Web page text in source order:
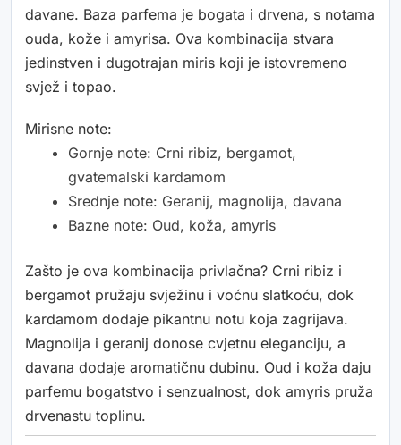
davane. Baza parfema je bogata i drvena, s notama
ouda, kože i amyrisa. Ova kombinacija stvara
jedinstven i dugotrajan miris koji je istovremeno
svjež i topao.
Mirisne note:
Gornje note: Crni ribiz, bergamot,
gvatemalski kardamom
Srednje note: Geranij, magnolija, davana
Bazne note: Oud, koža, amyris
Zašto je ova kombinacija privlačna? Crni ribiz i
bergamot pružaju svježinu i voćnu slatkoću, dok
kardamom dodaje pikantnu notu koja zagrijava.
Magnolija i geranij donose cvjetnu eleganciju, a
davana dodaje aromatičnu dubinu. Oud i koža daju
parfemu bogatstvo i senzualnost, dok amyris pruža
drvenastu toplinu.